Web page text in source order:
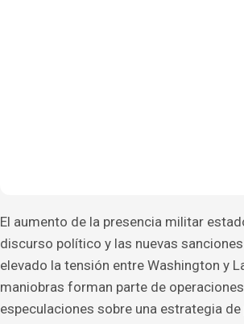
El aumento de la presencia militar
discurso político y las nuevas
elevado la tensión entre Washington y
maniobras forman parte de
especulaciones sobre una estrategia